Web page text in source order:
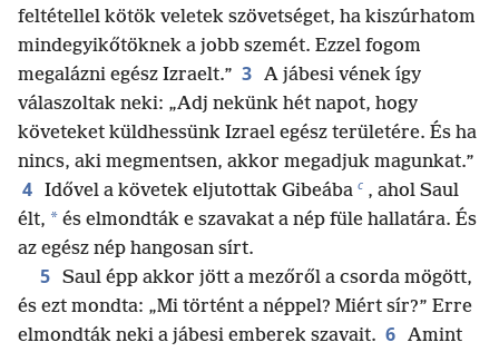
feltétellel kötök veletek szövetséget, ha kiszúrhatom
mindegyikőtöknek a jobb szemét. Ezzel fogom
megalázni egész Izraelt.” 3 A jábesi vének így
válaszoltak neki: „Adj nekünk hét napot, hogy
követeket küldhessünk Izrael egész területére. És ha
nincs, aki megmentsen, akkor megadjuk magunkat.”
4 Idővel a követek eljutottak Gibeába c , ahol Saul
élt, * és elmondták e szavakat a nép füle hallatára. És
az egész nép hangosan sírt.
5 Saul épp akkor jött a mezőről a csorda mögött,
és ezt mondta: „Mi történt a néppel? Miért sír?” Erre
elmondták neki a jábesi emberek szavait. 6 Amint